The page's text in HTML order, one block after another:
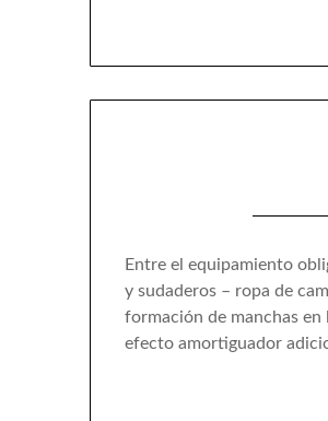
Entre el equipamiento
y sudaderos – ropa de
formación de manchas
efecto amortiguador